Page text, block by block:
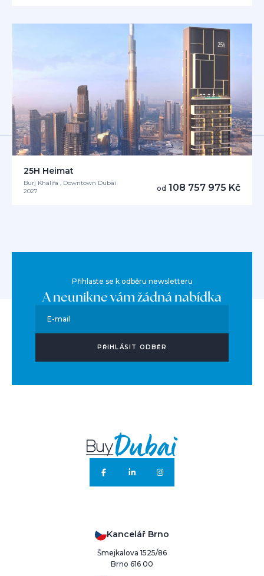
25H Heimat
Burj Khalifa , Downtown Dubai
2027
od 108 757 975 Kč
Přihlaste se k odběru newsletteru
A neunikne vám žádná nabídka
E-mail
PŘIHLÁSIT ODBĚR
Kancelář Brno
Šmejkalova 1525/86
Brno 616 00